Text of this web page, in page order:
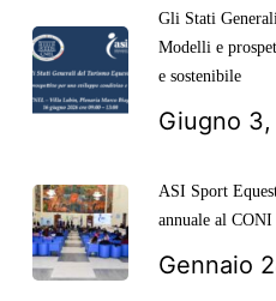
Gli Stati
Modelli e
e sostenibile
Giugno
ASI Sport
annuale al CONI
Gennaio